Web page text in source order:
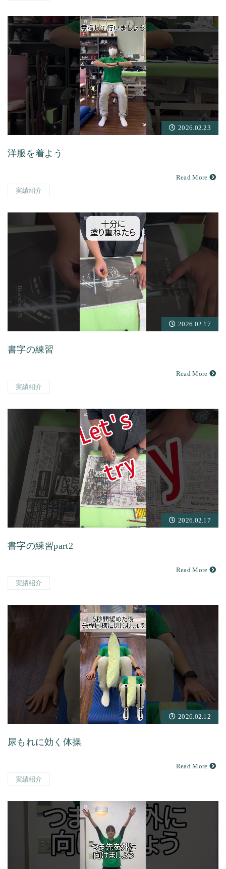
2026.02.23
洋服を着よう
Read More
実績紹介
2026.02.17
書字の練習
Read More
実績紹介
2026.02.17
書字の練習part2
Read More
実績紹介
2026.02.12
尿もれに効く体操
Read More
実績紹介